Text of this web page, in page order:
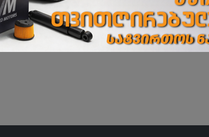
ორხევის ფილიალი
ორხევის დასახლება, ჩანტლაძის N15